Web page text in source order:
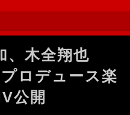
、木全翔也
ロデュース楽
公開